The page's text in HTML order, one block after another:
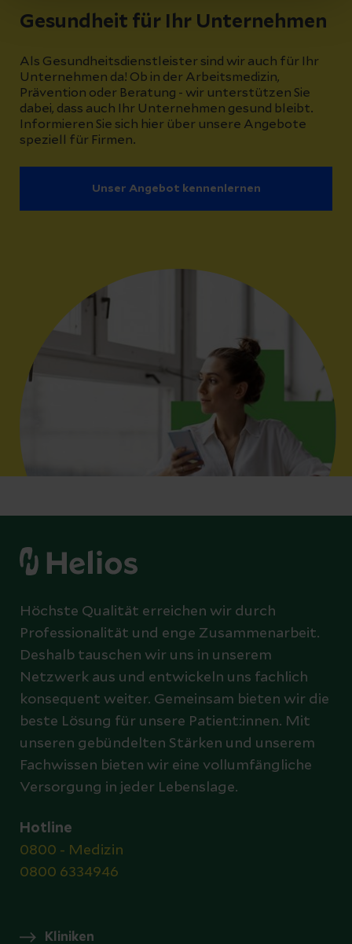
Gesundheit für Ihr Unternehmen
Als Gesundheitsdienstleister sind wir auch für Ihr
Unternehmen da! Ob in der Arbeitsmedizin,
Prävention oder Beratung - wir unterstützen Sie
dabei, dass auch Ihr Unternehmen gesund bleibt.
Informieren Sie sich hier über unsere Angebote
speziell für Firmen.
Unser Angebot kennenlernen
Höchste Qualität erreichen wir durch
Professionalität und enge Zusammenarbeit.
Deshalb tauschen wir uns in unserem
Netzwerk aus und entwickeln uns fachlich
konsequent weiter. Gemeinsam bieten wir die
beste Lösung für unsere Patient:innen. Mit
unseren gebündelten Stärken und unserem
Fachwissen bieten wir eine vollumfängliche
Versorgung in jeder Lebenslage.
Hotline
0800 - Medizin
0800 6334946
Kliniken